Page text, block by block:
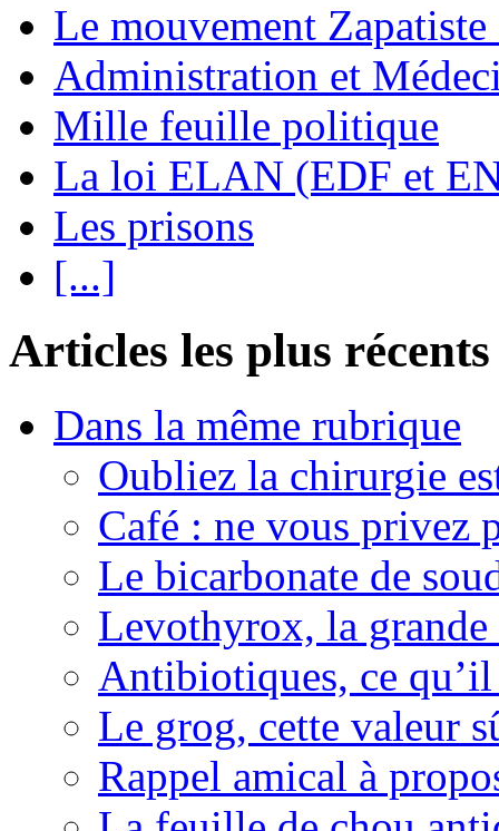
Le mouvement
Administration et
Mille feuille politique
La loi ELAN (EDF et
Les prisons
[...]
Articles les plus récents
Dans la même rubrique
Oubliez la chirurgie
Café : ne vous privez
Le bicarbonate de
Levothyrox, la
Antibiotiques, ce
Le grog, cette valeur
Rappel amical à